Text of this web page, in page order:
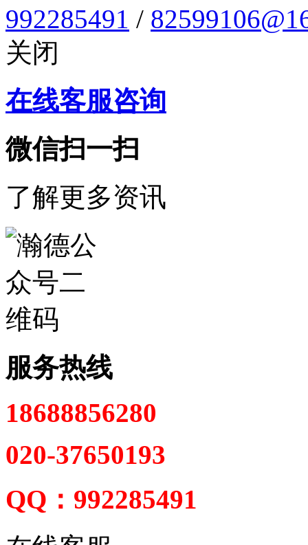
992285491 /
关闭
在线客服咨询
微信扫一扫
了解更多资讯
服务热线
18688856280
020-37650193
QQ：992285491